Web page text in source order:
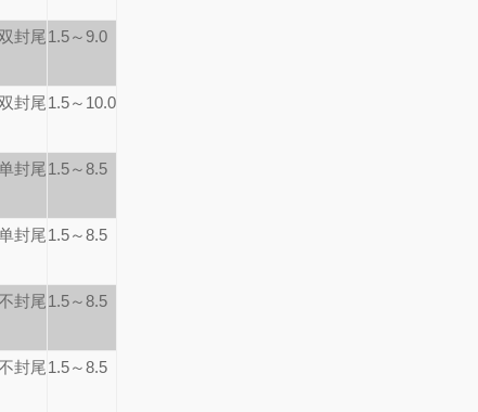
双封尾 1.5～9.0
双封尾1.5～10.0
封尾 1.5～8.5
封尾1.5～8.5
封尾 1.5～8.5
封尾1.5～8.5